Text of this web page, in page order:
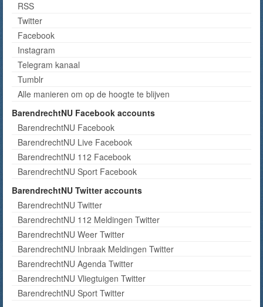
RSS
Twitter
Facebook
Instagram
Telegram kanaal
Tumblr
Alle manieren om op de hoogte te blijven
BarendrechtNU Facebook accounts
BarendrechtNU Facebook
BarendrechtNU Live Facebook
BarendrechtNU 112 Facebook
BarendrechtNU Sport Facebook
BarendrechtNU Twitter accounts
BarendrechtNU Twitter
BarendrechtNU 112 Meldingen Twitter
BarendrechtNU Weer Twitter
BarendrechtNU Inbraak Meldingen Twitter
BarendrechtNU Agenda Twitter
BarendrechtNU Vliegtuigen Twitter
BarendrechtNU Sport Twitter